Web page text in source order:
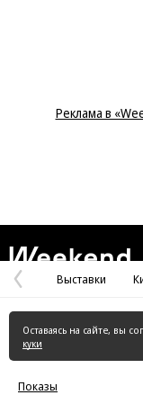
Реклама в
Предыдущая
страница
Выставки
Оставаясь на сайте, вы
куки
Показы